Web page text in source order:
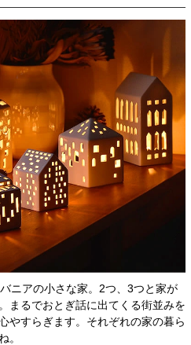
ニアの小さな家。2つ、3つと家が
まるでおとぎ話に出てくる街並みを
やすらぎます。それぞれの家の暮ら
。